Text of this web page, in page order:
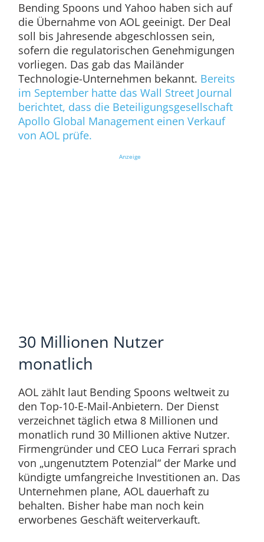
Bending Spoons und Yahoo haben sich auf
die Übernahme von AOL geeinigt. Der Deal
soll bis Jahresende abgeschlossen sein,
sofern die regulatorischen Genehmigungen
vorliegen. Das gab das Mailänder
Technologie-Unternehmen bekannt. Bereits
im September hatte das Wall Street Journal
berichtet, dass die Beteiligungsgesellschaft
Apollo Global Management einen Verkauf
von AOL prüfe.
Anzeige
30 Millionen Nutzer
monatlich
AOL zählt laut Bending Spoons weltweit zu
den Top-10-E-Mail-Anbietern. Der Dienst
verzeichnet täglich etwa 8 Millionen und
monatlich rund 30 Millionen aktive Nutzer.
Firmengründer und CEO Luca Ferrari sprach
von „ungenutztem Potenzial“ der Marke und
kündigte umfangreiche Investitionen an. Das
Unternehmen plane, AOL dauerhaft zu
behalten. Bisher habe man noch kein
erworbenes Geschäft weiterverkauft.